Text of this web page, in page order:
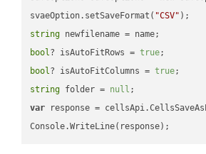
svaeOption.setSaveFormat( "CSV"
string
bool? isAutoFitRows = true
bool? isAutoFitColumns = true
string folder = null
var response =